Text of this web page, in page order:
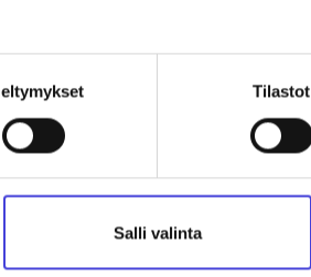
Tilastot
Salli valinta